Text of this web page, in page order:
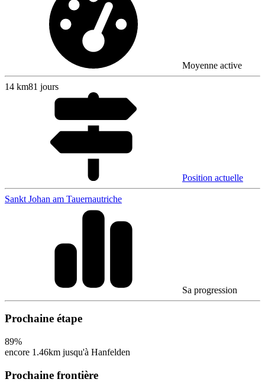
Moyenne active
14 km81 jours
Position actuelle
Sankt Johan am Tauernautriche
Sa progression
Prochaine étape
89%
encore 1.46km jusqu'à Hanfelden
Prochaine frontière